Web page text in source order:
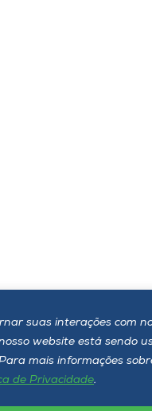
suas interações com
website está sendo
mais informações
de Privacidade.